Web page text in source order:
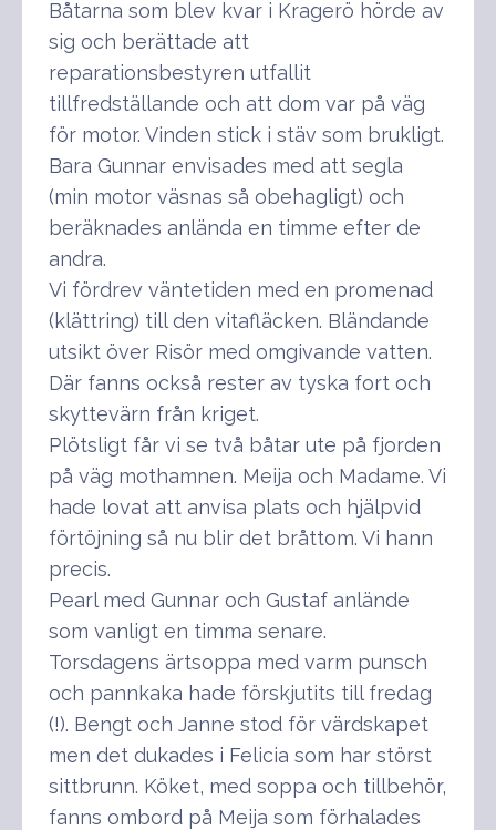
Båtarna som blev kvar i Kragerö hörde av
sig och berättade att
reparationsbestyren utfallit
tillfredställande och att dom var på väg
för motor. Vinden stick i stäv som brukligt.
Bara Gunnar envisades med att segla
(min motor väsnas så obehagligt) och
beräknades anlända en timme efter de
andra.
Vi fördrev väntetiden med en promenad
(klättring) till den vitafläcken. Bländande
utsikt över Risör med omgivande vatten.
Där fanns också rester av tyska fort och
skyttevärn från kriget.
Plötsligt får vi se två båtar ute på fjorden
på väg mothamnen. Meija och Madame. Vi
hade lovat att anvisa plats och hjälpvid
förtöjning så nu blir det bråttom. Vi hann
precis.
Pearl med Gunnar och Gustaf anlände
som vanligt en timma senare.
Torsdagens ärtsoppa med varm punsch
och pannkaka hade förskjutits till fredag
(!). Bengt och Janne stod för värdskapet
men det dukades i Felicia som har störst
sittbrunn. Köket, med soppa och tillbehör,
fanns ombord på Meija som förhalades